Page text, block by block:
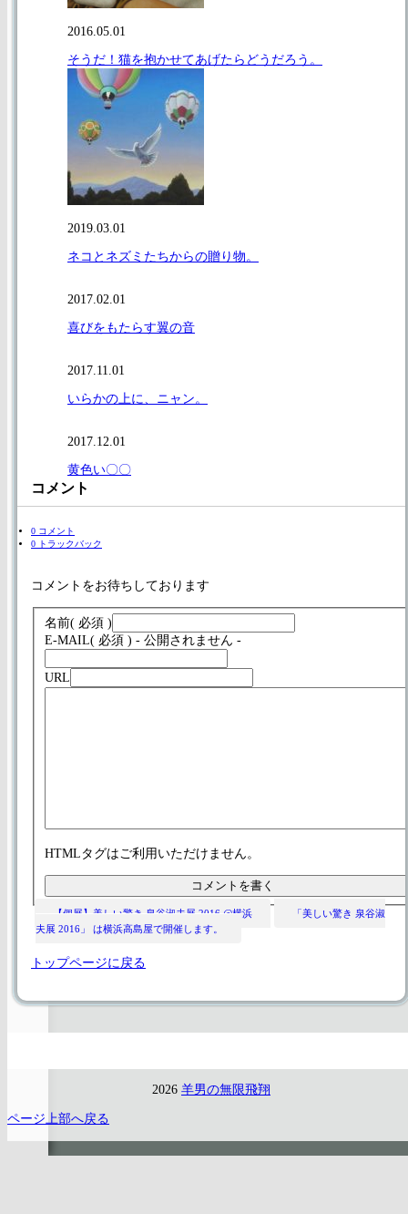
2016.05.01
そうだ！猫を抱かせてあげたらどうだろう。
2019.03.01
ネコとネズミたちからの贈り物。
2017.02.01
喜びをもたらす翼の音
2017.11.01
いらかの上に、ニャン。
2017.12.01
黄色い〇〇
コメント
0 コメント
0 トラックバック
コメントをお待ちしております
名前( 必須 )
E-MAIL( 必須 ) - 公開されません -
URL
HTMLタグはご利用いただけません。
【個展】美しい驚き 泉谷淑夫展 2016 @横浜
「美しい驚き 泉谷淑
夫展 2016」 は横浜高島屋で開催します。
トップページに戻る
2026 羊男の無限飛翔
ページ上部へ戻る